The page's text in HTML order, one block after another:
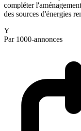
compléter
des sources d'énergies
Y
Par 1000-annonces